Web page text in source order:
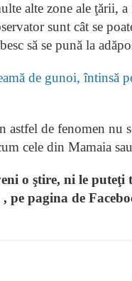
alte zone ale ţării,
sunt cât se
să se pună la
de gunoi, întinsă
de fenomen nu
cele din Mamaia
o ştire, ni le
pagina de